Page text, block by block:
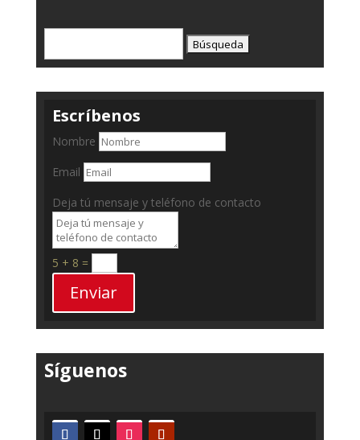
Escríbenos
Nombre
Email
Deja tú mensaje y teléfono de contacto
5 + 8 =
Enviar
Síguenos